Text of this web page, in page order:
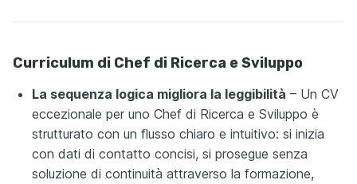
Curriculum di Chef di Ricerca e Sviluppo
La sequenza logica migliora la leggibilità – Un CV
eccezionale per uno Chef di Ricerca e Sviluppo è
strutturato con un flusso chiaro e intuitivo: si inizia
con dati di contatto concisi, si prosegue senza
soluzione di continuità attraverso la formazione,